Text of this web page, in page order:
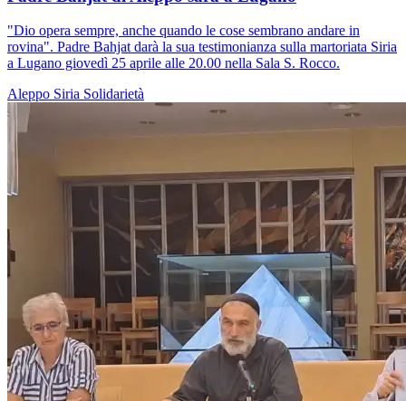
"Dio opera sempre, anche quando le cose sembrano andare in
rovina". Padre Bahjat darà la sua testimonianza sulla martoriata Siria
a Lugano giovedì 25 aprile alle 20.00 nella Sala S. Rocco.
Aleppo Siria Solidarietà